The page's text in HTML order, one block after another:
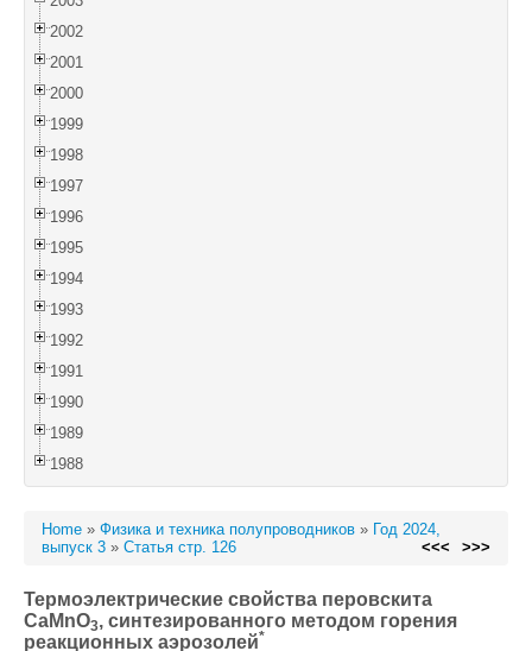
2002
2001
2000
1999
1998
1997
1996
1995
1994
1993
1992
1991
1990
1989
1988
Home » Физика и техника полупроводников » Год 2024,
выпуск 3 » Статья стр. 126 <<< >>>
Термоэлектрические свойства перовскита
CaMnO3, синтезированного методом горения
реакционных аэрозолей*